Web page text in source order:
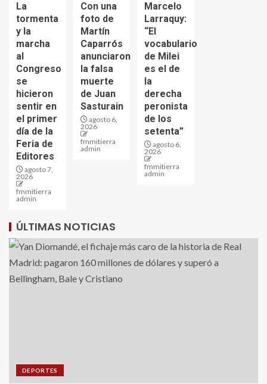
La
tormenta
y la
marcha
al
Congreso
se
hicieron
sentir en
el primer
día de la
Feria de
Editores
agosto 7,
2026
fmmitierra
admin
Con una
foto de
Martín
Caparrós
anunciaron
la falsa
muerte
de Juan
Sasturain
agosto 6,
2026
fmmitierra
admin
Marcelo
Larraquy:
“El
vocabulario
de Milei
es el de
la
derecha
peronista
de los
setenta”
agosto 6,
2026
fmmitierra
admin
ÚLTIMAS NOTICIAS
DEPORTES